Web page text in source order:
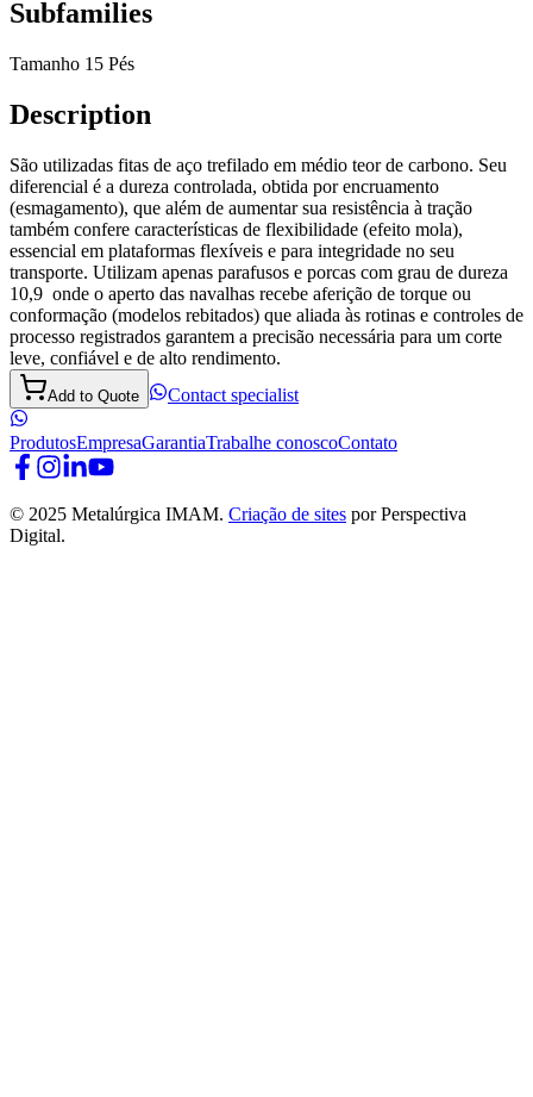
Subfamilies
Tamanho 15 Pés
Description
São utilizadas fitas de aço trefilado em médio teor de carbono. Seu
diferencial é a dureza controlada, obtida por encruamento
(esmagamento), que além de aumentar sua resistência à tração
também confere características de flexibilidade (efeito mola),
essencial em plataformas flexíveis e para integridade no seu
transporte. Utilizam apenas parafusos e porcas com grau de dureza
10,9 onde o aperto das navalhas recebe aferição de torque ou
conformação (modelos rebitados) que aliada às rotinas e controles de
processo registrados garantem a precisão necessária para um corte
leve, confiável e de alto rendimento.
Add to Quote Contact specialist
ProdutosEmpresaGarantiaTrabalhe conoscoContato
© 2025 Metalúrgica IMAM. Criação de sites por Perspectiva
Digital.